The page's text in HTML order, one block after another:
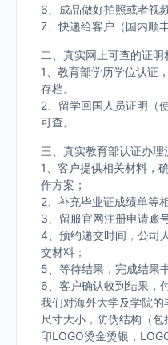
6、成品做好拍照或者视
7、快递给客户（国内顺
二、真实网上可查的证明
1、教育部学历学位认证
存档。
2、留学回国人员证明（
可查。
三、真实教育部认证办理
1、客户提供相关材料，
作方案；
2、补充毕业证成绩单等
3、留服官网注册申请账
4、预约递交时间，公司
交材料；
5、等待结果，完成结果
6、客户确认收到结果，
我们对海外大学及学院的
尺寸大小，防伪结构（
印LOGO烫金烫银，